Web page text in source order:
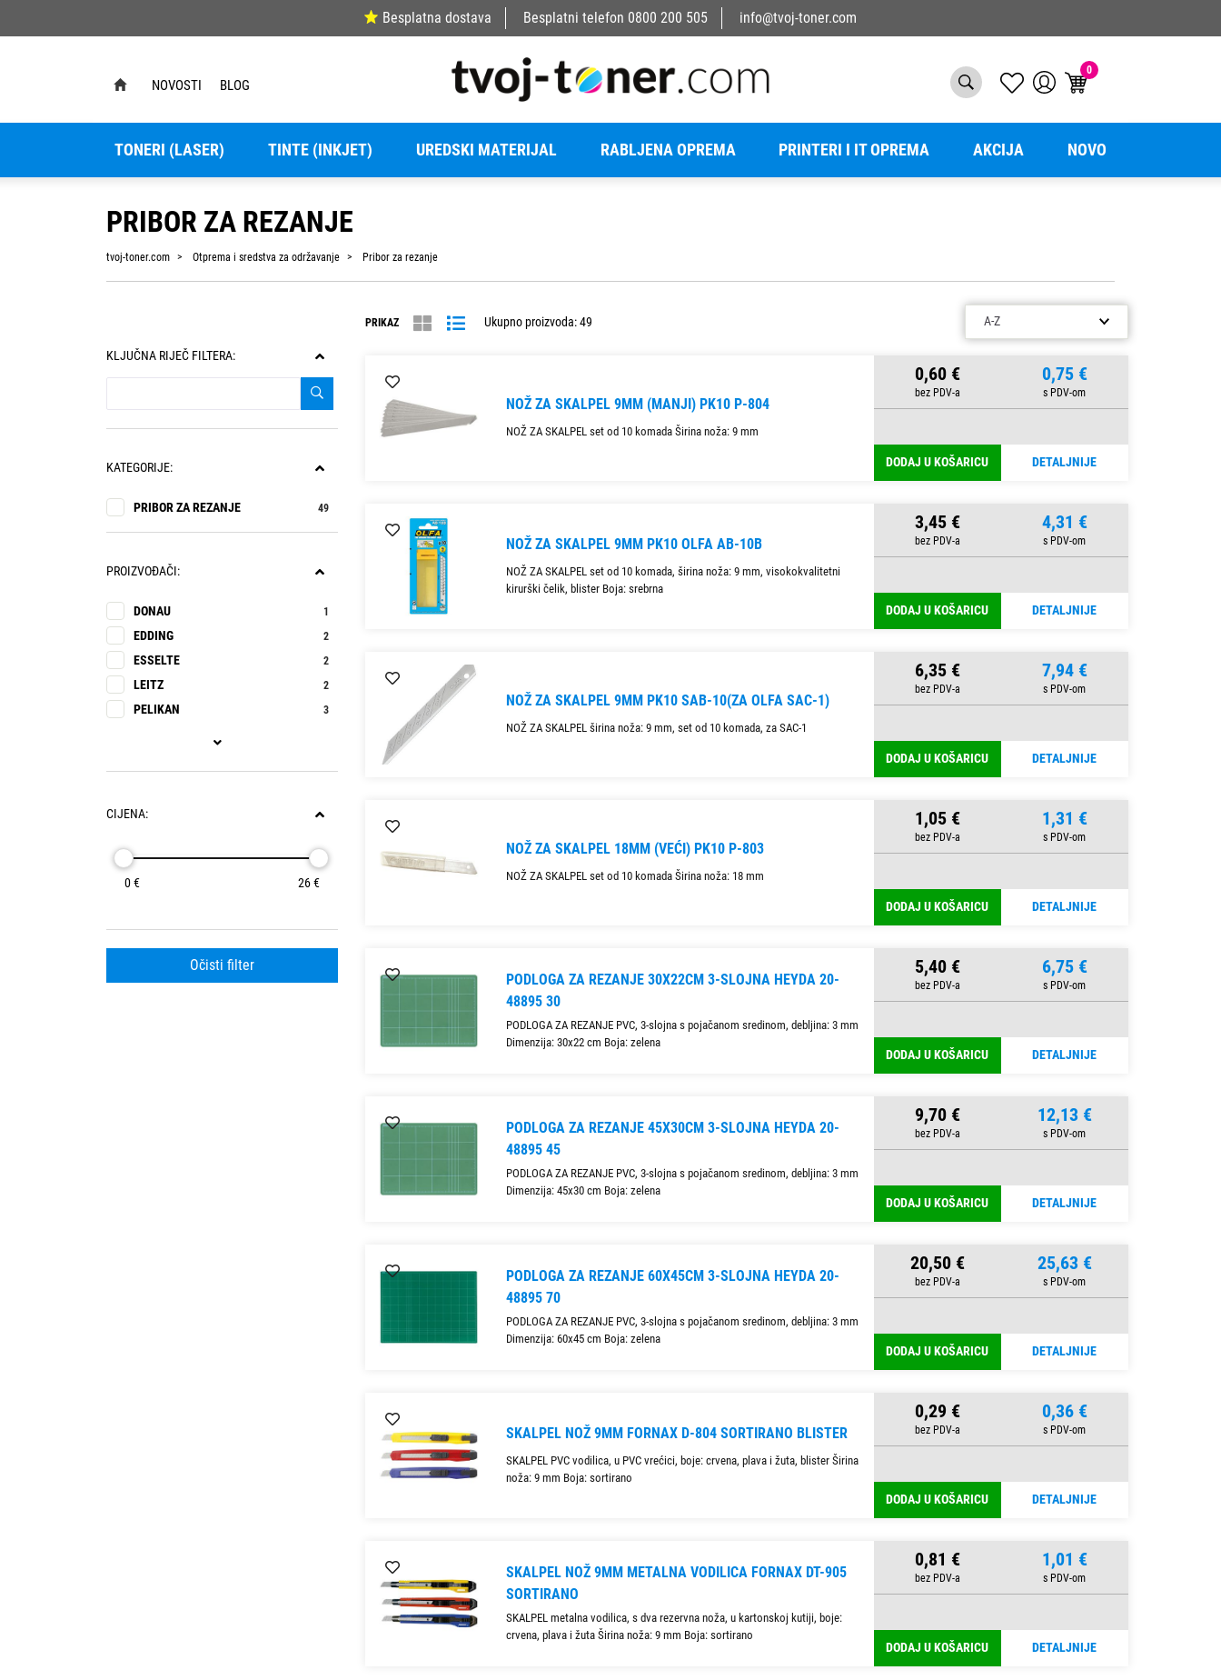
Besplatna dostava Besplatni telefon 0800 200 505 info@tvoj-toner.com
NOVOSTI BLOG
0
TONERI (LASER) TINTE (INKJET) UREDSKI MATERIJAL RABLJENA OPREMA PRINTERI I IT OPREMA AKCIJA NOVO
PRIBOR ZA REZANJE
tvoj-toner.com Otprema i sredstva za održavanje Pribor za rezanje
KLJUČNA RIJEČ FILTERA:
KATEGORIJE:
PRIBOR ZA REZANJE 49
PROIZVOĐAČI:
DONAU 1
EDDING 2
ESSELTE 2
LEITZ 2
PELIKAN 3
CIJENA:
0 € 26 €
Očisti filter
Ukupno proizvoda: 49
PRIKAZ
NOŽ ZA SKALPEL 9MM (MANJI) PK10 P-804
NOŽ ZA SKALPEL set od 10 komada Širina noža: 9 mm
0,60 € 0,75 €
DODAJ U KOŠARICU DETALJNIJE
NOŽ ZA SKALPEL 9MM PK10 OLFA AB-10B
NOŽ ZA SKALPEL set od 10 komada, širina noža: 9 mm, visokokvalitetni
kirurški čelik, blister Boja: srebrna
3,45 € 4,31 €
DODAJ U KOŠARICU DETALJNIJE
NOŽ ZA SKALPEL 9MM PK10 SAB-10(ZA OLFA SAC-1)
NOŽ ZA SKALPEL širina noža: 9 mm, set od 10 komada, za SAC-1
6,35 € 7,94 €
DODAJ U KOŠARICU DETALJNIJE
NOŽ ZA SKALPEL 18MM (VEĆI) PK10 P-803
NOŽ ZA SKALPEL set od 10 komada Širina noža: 18 mm
1,05 € 1,31 €
DODAJ U KOŠARICU DETALJNIJE
PODLOGA ZA REZANJE 30X22CM 3-SLOJNA HEYDA 20-
48895 30
PODLOGA ZA REZANJE PVC, 3-slojna s pojačanom sredinom, debljina: 3 mm
Dimenzija: 30x22 cm Boja: zelena
5,40 € 6,75 €
DODAJ U KOŠARICU DETALJNIJE
PODLOGA ZA REZANJE 45X30CM 3-SLOJNA HEYDA 20-
48895 45
PODLOGA ZA REZANJE PVC, 3-slojna s pojačanom sredinom, debljina: 3 mm
Dimenzija: 45x30 cm Boja: zelena
9,70 € 12,13 €
DODAJ U KOŠARICU DETALJNIJE
PODLOGA ZA REZANJE 60X45CM 3-SLOJNA HEYDA 20-
48895 70
PODLOGA ZA REZANJE PVC, 3-slojna s pojačanom sredinom, debljina: 3 mm
Dimenzija: 60x45 cm Boja: zelena
20,50 € 25,63 €
DODAJ U KOŠARICU DETALJNIJE
SKALPEL NOŽ 9MM FORNAX D-804 SORTIRANO BLISTER
SKALPEL PVC vodilica, u PVC vrećici, boje: crvena, plava i žuta, blister Širina
noža: 9 mm Boja: sortirano
0,29 € 0,36 €
DODAJ U KOŠARICU DETALJNIJE
SKALPEL NOŽ 9MM METALNA VODILICA FORNAX DT-905
SORTIRANO
SKALPEL metalna vodilica, s dva rezervna noža, u kartonskoj kutiji, boje:
crvena, plava i žuta Širina noža: 9 mm Boja: sortirano
0,81 € 1,01 €
DODAJ U KOŠARICU DETALJNIJE